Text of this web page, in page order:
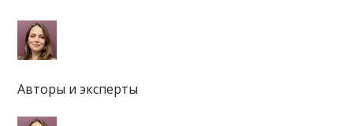
Авторы и эксперты